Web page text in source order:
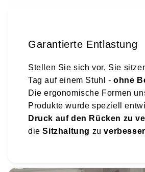
Garantierte Entlastung
Stellen Sie sich vor, Sie
Tag auf einem Stuhl -ohne
Die ergonomische Formen
Produkte wurde speziell
Druck auf den Rücken zu
dieSitzhaltung zu